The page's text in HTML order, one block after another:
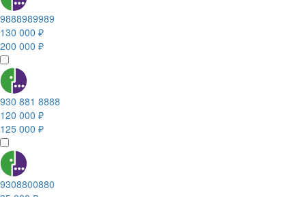
9888989989
130 000 ₽
200 000 ₽
930 881 8888
120 000 ₽
125 000 ₽
9308800880